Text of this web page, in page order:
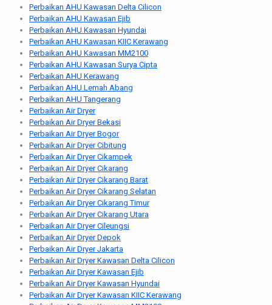
Perbaikan AHU Kawasan Delta Cilicon
Perbaikan AHU Kawasan Ejib
Perbaikan AHU Kawasan Hyundai
Perbaikan AHU Kawasan KIIC Kerawang
Perbaikan AHU Kawasan MM2100
Perbaikan AHU Kawasan Surya Cipta
Perbaikan AHU Kerawang
Perbaikan AHU Lemah Abang
Perbaikan AHU Tangerang
Perbaikan Air Dryer
Perbaikan Air Dryer Bekasi
Perbaikan Air Dryer Bogor
Perbaikan Air Dryer Cibitung
Perbaikan Air Dryer Cikampek
Perbaikan Air Dryer Cikarang
Perbaikan Air Dryer Cikarang Barat
Perbaikan Air Dryer Cikarang Selatan
Perbaikan Air Dryer Cikarang Timur
Perbaikan Air Dryer Cikarang Utara
Perbaikan Air Dryer Cileungsi
Perbaikan Air Dryer Depok
Perbaikan Air Dryer Jakarta
Perbaikan Air Dryer Kawasan Delta Cilicon
Perbaikan Air Dryer Kawasan Ejib
Perbaikan Air Dryer Kawasan Hyundai
Perbaikan Air Dryer Kawasan KIIC Kerawang